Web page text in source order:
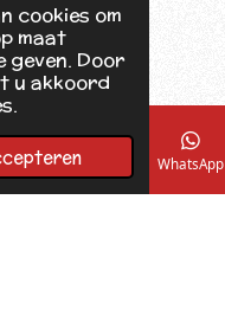
cookies om
maat
geven. Door
u akkoord
Facebook WhatsApp